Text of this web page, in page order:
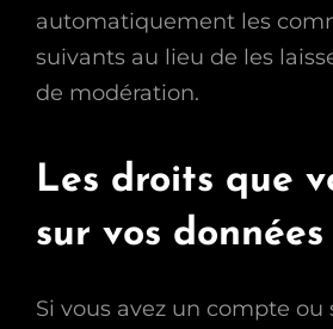
automatiquement les
suivants au lieu de les
de modération.
Les droits que
sur vos données
Si vous avez un compte ou